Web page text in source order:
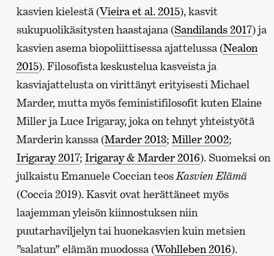
kasvien kielestä (Vieira et al. 2015), kasvit
sukupuolikäsitysten haastajana (Sandilands 2017) ja
kasvien asema biopoliittisessa ajattelussa (Nealon
2015). Filosofista keskustelua kasveista ja
kasviajattelusta on virittänyt erityisesti Michael
Marder, mutta myös feministifilosofit kuten Elaine
Miller ja Luce Irigaray, joka on tehnyt yhteistyötä
Marderin kanssa (Marder 2013; Miller 2002;
Irigaray 2017; Irigaray & Marder 2016). Suomeksi on
julkaistu Emanuele Coccian teos Kasvien Elämä
(Coccia 2019). Kasvit ovat herättäneet myös
laajemman yleisön kiinnostuksen niin
puutarhaviljelyn tai huonekasvien kuin metsien
”salatun” elämän muodossa (Wohlleben 2016).